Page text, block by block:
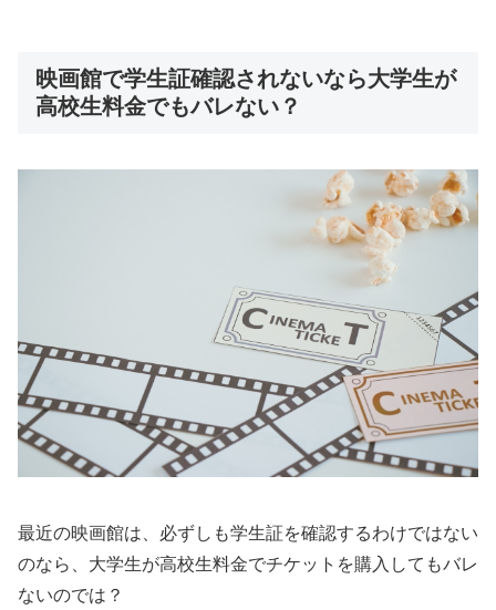
映画館で学生証確認されないなら大学生が
高校生料金でもバレない？
最近の映画館は、必ずしも学生証を確認するわけではない
のなら、大学生が高校生料金でチケットを購入してもバレ
ないのでは？